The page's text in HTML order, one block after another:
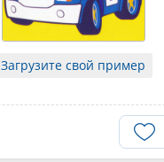
Загрузите свой пример